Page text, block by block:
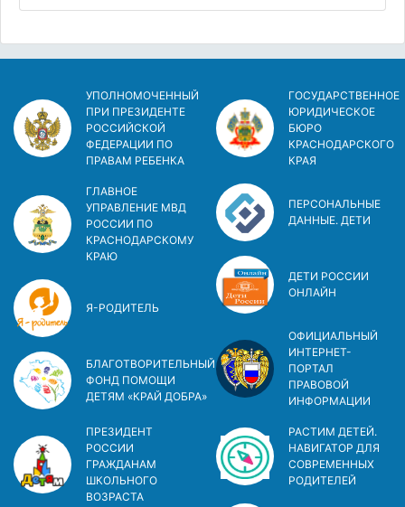
УПОЛНОМОЧЕННЫЙ
ПРИ ПРЕЗИДЕНТЕ
РОССИЙСКОЙ
ФЕДЕРАЦИИ ПО
ПРАВАМ РЕБЕНКА
ГЛАВНОЕ
УПРАВЛЕНИЕ МВД
РОССИИ ПО
КРАСНОДАРСКОМУ
КРАЮ
Я-РОДИТЕЛЬ
БЛАГОТВОРИТЕЛЬНЫЙ
ФОНД ПОМОЩИ
ДЕТЯМ «КРАЙ ДОБРА»
ПРЕЗИДЕНТ
РОССИИ
ГРАЖДАНАМ
ШКОЛЬНОГО
ВОЗРАСТА
ГОСУДАРСТВЕННОЕ
ЮРИДИЧЕСКОЕ
БЮРО
КРАСНОДАРСКОГО
КРАЯ
ПЕРСОНАЛЬНЫЕ
ДАННЫЕ. ДЕТИ
ДЕТИ РОССИИ
ОНЛАЙН
ОФИЦИАЛЬНЫЙ
ИНТЕРНЕТ-
ПОРТАЛ
ПРАВОВОЙ
ИНФОРМАЦИИ
РАСТИМ ДЕТЕЙ.
НАВИГАТОР ДЛЯ
СОВРЕМЕННЫХ
РОДИТЕЛЕЙ